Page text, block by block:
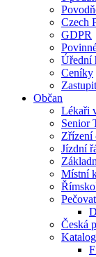
Czech
GDPR
Úřední
Ceníky
Občan
Lékaři
Senior
Zřízení
Jízdní
Místní
Česká